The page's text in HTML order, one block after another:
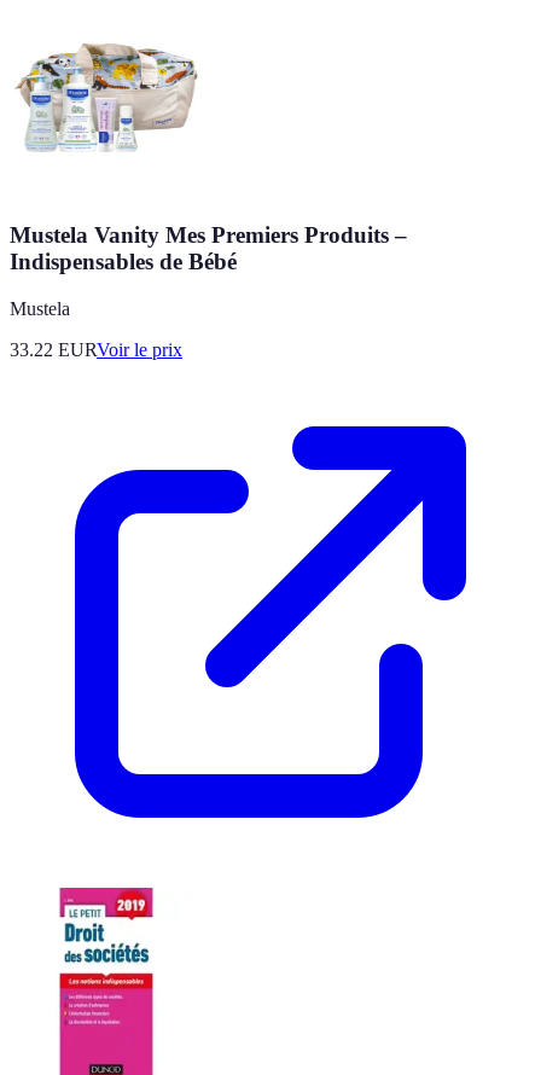
Mustela Vanity Mes Premiers Produits –
Indispensables de Bébé
Mustela
33.22 EURVoir le prix